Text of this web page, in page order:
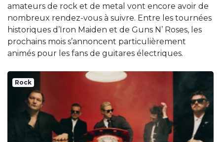
amateurs de rock et de metal vont encore avoir de
nombreux rendez-vous à suivre. Entre les tournées
historiques d’Iron Maiden et de Guns N’ Roses, les
prochains mois s’annoncent particulièrement
animés pour les fans de guitares électriques.
Rock